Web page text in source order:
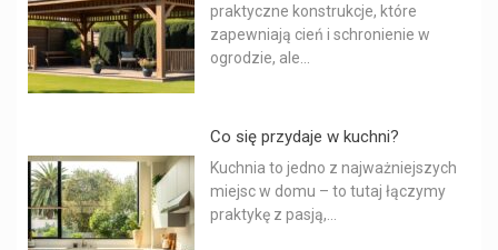
praktyczne konstrukcje, które
zapewniają cień i schronienie w
ogrodzie, ale...
Co się przydaje w kuchni?
Kuchnia to jedno z najważniejszych
miejsc w domu – to tutaj łączymy
praktykę z pasją,...